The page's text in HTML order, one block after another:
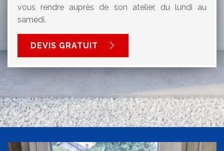
vous rendre auprès de son atelier, du lundi au
samedi.
DEVIS GRATUIT